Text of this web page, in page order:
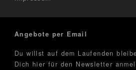
Angebote per Email
Du willst auf dem Laufenden
Dich hier für den Newsletter